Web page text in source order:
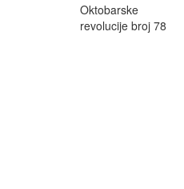
Oktobarske
revolucije broj 78